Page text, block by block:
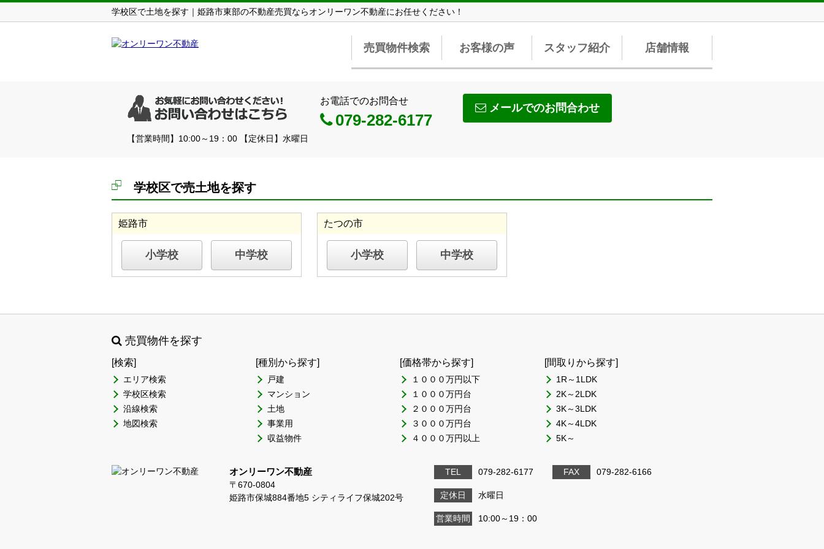
学校区で土地を探す｜姫路市東部の不動産売買ならオンリーワン不動産にお任せください！
売買物件検索 お客様の声 スタッフ紹介 店舗情報
お電話でのお問合せ
079-282-6177
メールでのお問合わせ
【営業時間】10:00～19：00 【定休日】水曜日
学校区で売土地を探す
姫路市
小学校 中学校
たつの市
小学校 中学校
売買物件を探す
[検索]
エリア検索
学校区検索
沿線検索
地図検索
[種別から探す]
戸建
マンション
土地
事業用
収益物件
[価格帯から探す]
１０００万円以下
１０００万円台
２０００万円台
３０００万円台
４０００万円以上
[間取りから探す]
1R～1LDK
2K～2LDK
3K～3LDK
4K～4LDK
5K～
オンリーワン不動産
〒670-0804
姫路市保城884番地5 シティライフ保城202号
TEL 079-282-6177 FAX 079-282-6166
定休日 水曜日
営業時間 10:00～19：00